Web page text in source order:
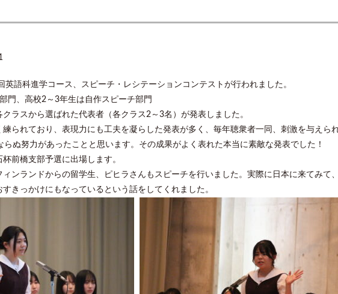
英語科進学コース、スピーチ・ レシテーションコンテストが行われました。
門、高校2～3年生は自作スピーチ部門
ラスから選ばれた代表者（各クラス2～3名）が発表しました。
られており、表現力にも工夫を凝らした発表が多く、毎年聴衆者一同、刺激を与えら
ぬ努力があったことと思います。その成果がよく表れた本当に素敵な発表でした！
前橋支部予選に出場します。
ィンランドからの留学生、ピヒラさんもスピーチを行いました。実際に日本に来てみて
きっかけにもなっているという話をしてくれました。